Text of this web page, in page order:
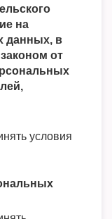
на
данных, в
от
условия